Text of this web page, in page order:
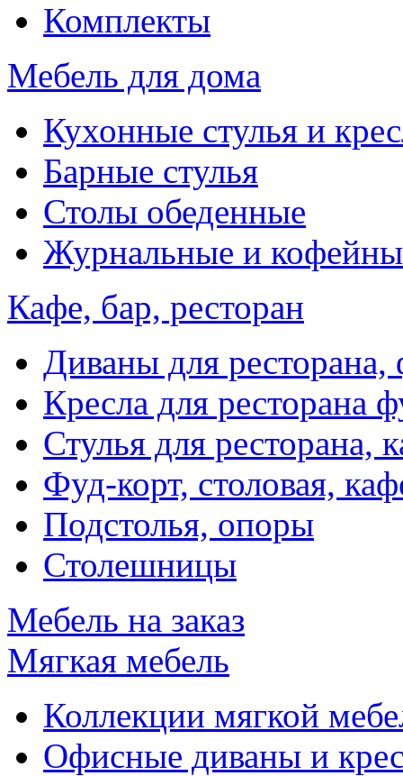
Комплекты
Мебель для дома
Кухонные стулья и
Барные стулья
Столы обеденные
Журнальные и
Кафе, бар, ресторан
Диваны для ресторана,
Кресла для ресторана
Стулья для ресторана,
Фуд-корт, столовая,
Подстолья, опоры
Столешницы
Мебель на заказ
Мягкая мебель
Коллекции мягкой
Офисные диваны и